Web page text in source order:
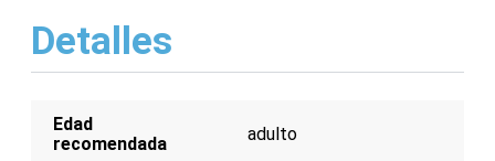
Diseño ligero
Amortiguación cómoda
Suela de goma resistente
Ajuste clásico
Detalles
Edad
recomendada
adulto